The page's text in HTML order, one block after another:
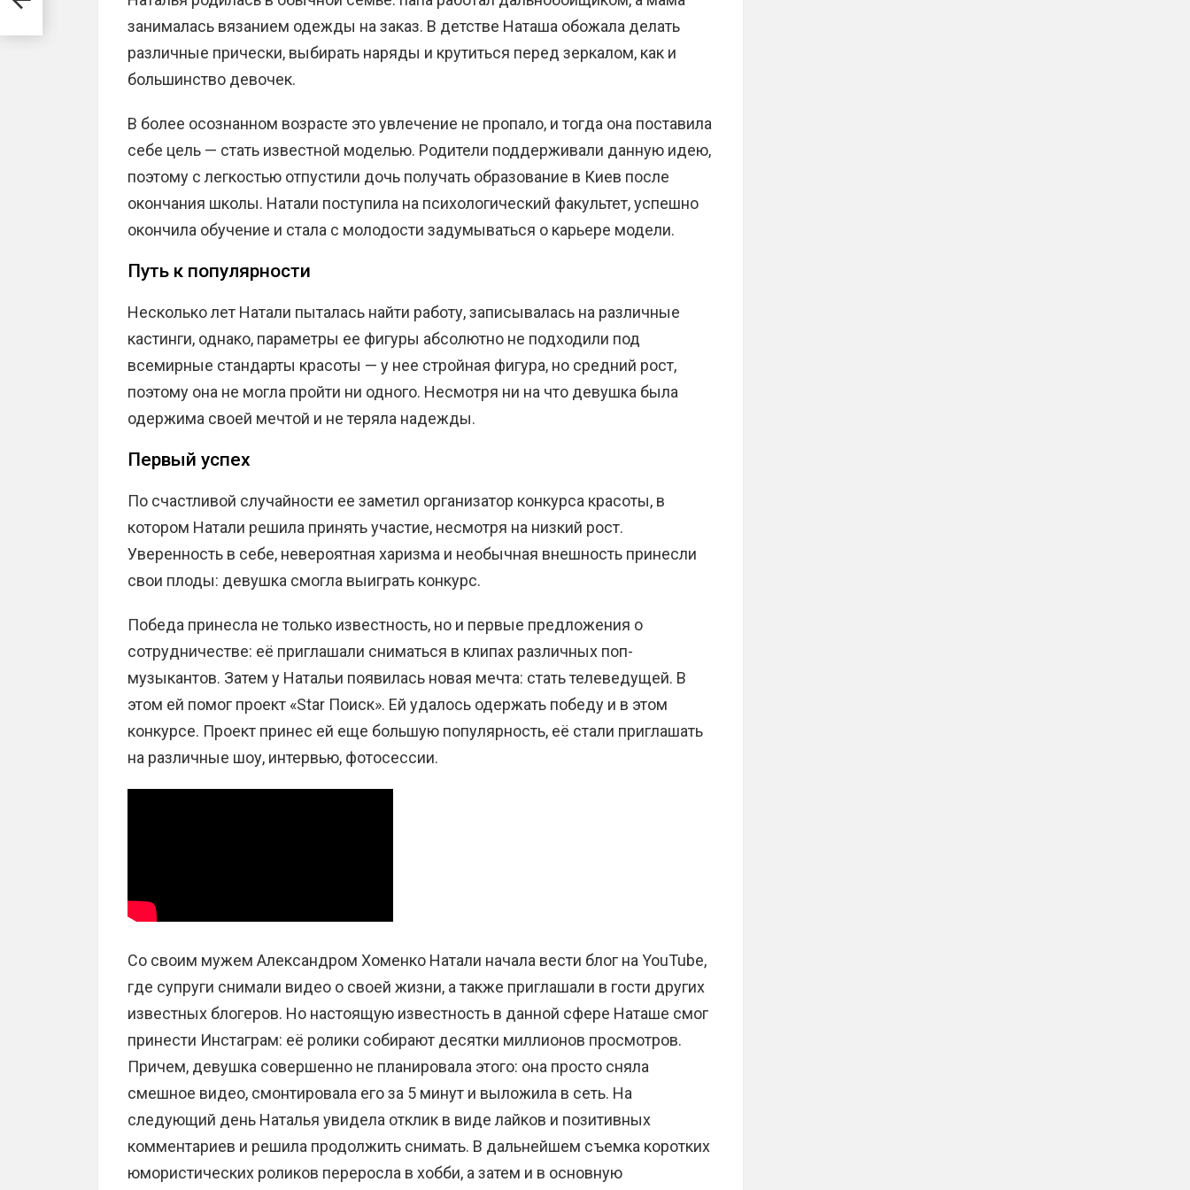
занималась вязанием одежды на заказ. В детстве Наташа обожала делать
различные прически, выбирать наряды и крутиться перед зеркалом, как и
большинство девочек.
В более осознанном возрасте это увлечение не пропало, и тогда она поставила
себе цель — стать известной моделью. Родители поддерживали данную идею,
поэтому с легкостью отпустили дочь получать образование в Киев после
окончания школы. Натали поступила на психологический факультет, успешно
окончила обучение и стала с молодости задумываться о карьере модели.
Путь к популярности
Несколько лет Натали пыталась найти работу, записывалась на различные
кастинги, однако, параметры ее фигуры абсолютно не подходили под
всемирные стандарты красоты — у нее стройная фигура, но средний рост,
поэтому она не могла пройти ни одного. Несмотря ни на что девушка была
одержима своей мечтой и не теряла надежды.
Первый успех
По счастливой случайности ее заметил организатор конкурса красоты, в
котором Натали решила принять участие, несмотря на низкий рост.
Уверенность в себе, невероятная харизма и необычная внешность принесли
свои плоды: девушка смогла выиграть конкурс.
Победа принесла не только известность, но и первые предложения о
сотрудничестве: её приглашали сниматься в клипах различных поп-
музыкантов. Затем у Натальи появилась новая мечта: стать телеведущей. В
этом ей помог проект «Star Поиск». Ей удалось одержать победу и в этом
конкурсе. Проект принес ей еще большую популярность, её стали приглашать
на различные шоу, интервью, фотосессии.
Со своим мужем Александром Хоменко Натали начала вести блог на YouTube,
где супруги снимали видео о своей жизни, а также приглашали в гости других
известных блогеров. Но настоящую известность в данной сфере Наташе смог
принести Инстаграм: её ролики собирают десятки миллионов просмотров.
Причем, девушка совершенно не планировала этого: она просто сняла
смешное видео, смонтировала его за 5 минут и выложила в сеть. На
следующий день Наталья увидела отклик в виде лайков и позитивных
комментариев и решила продолжить снимать. В дальнейшем съемка коротких
юмористических роликов переросла в хобби, а затем и в основную